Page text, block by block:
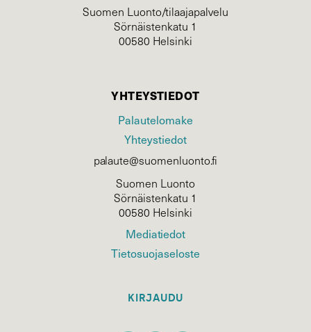
Suomen Luonto/tilaajapalvelu
Sörnäistenkatu 1
00580 Helsinki
YHTEYSTIEDOT
Palautelomake
Yhteystiedot
palaute@suomenluonto.fi
Suomen Luonto
Sörnäistenkatu 1
00580 Helsinki
Mediatiedot
Tietosuojaseloste
KIRJAUDU